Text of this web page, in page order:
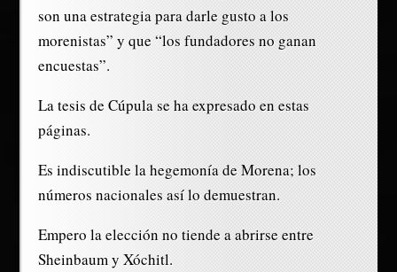
son una estrategia para darle gusto a los
morenistas” y que “los fundadores no ganan
encuestas”.
La tesis de Cúpula se ha expresado en estas
páginas.
Es indiscutible la hegemonía de Morena; los
números nacionales así lo demuestran.
Empero la elección no tiende a abrirse entre
Sheinbaum y Xóchitl.